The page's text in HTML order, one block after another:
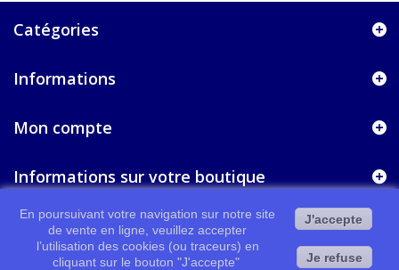
Catégories
Informations
Mon compte
Informations sur votre boutique
En poursuivant votre navigation sur notre site
de vente en ligne, veuillez accepter
l’utilisation des cookies (ou traceurs) en
cliquant sur le bouton "J'accepte"
J'accepte
Je refuse